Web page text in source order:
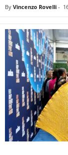
By Vincenzo Rovelli -